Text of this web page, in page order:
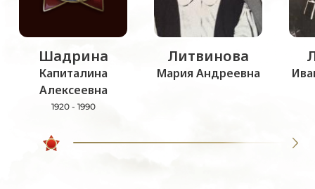
Шадрина
Капиталина
Алексеевна
1920 - 1990
Литвинова
Мария Андреевна